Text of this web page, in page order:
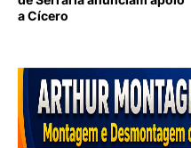
a Cícero